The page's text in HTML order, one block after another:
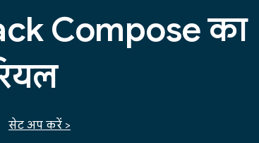
Compose का
सेट अप करें >